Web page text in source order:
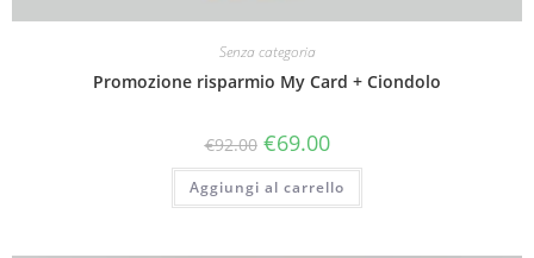
Senza categoria
Promozione risparmio My Card + Ciondolo
€92.00 €69.00
Aggiungi al carrello